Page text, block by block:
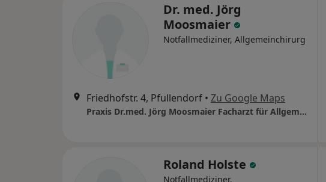
Dr. med. Jörg
Moosmaier
Notfallmediziner, Allgemeinchirurg
Friedhofstr. 4, Pfullendorf • Zu Google Maps
Praxis Dr.med. Jörg Moosmaier Facharzt für Allgem. Chirurgie
Roland Holste
Notfallmediziner,